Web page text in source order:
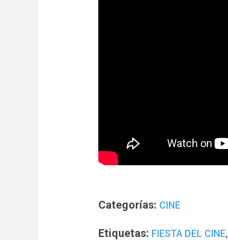
Categorías: CINE
Etiquetas: FIESTA DEL CINE,